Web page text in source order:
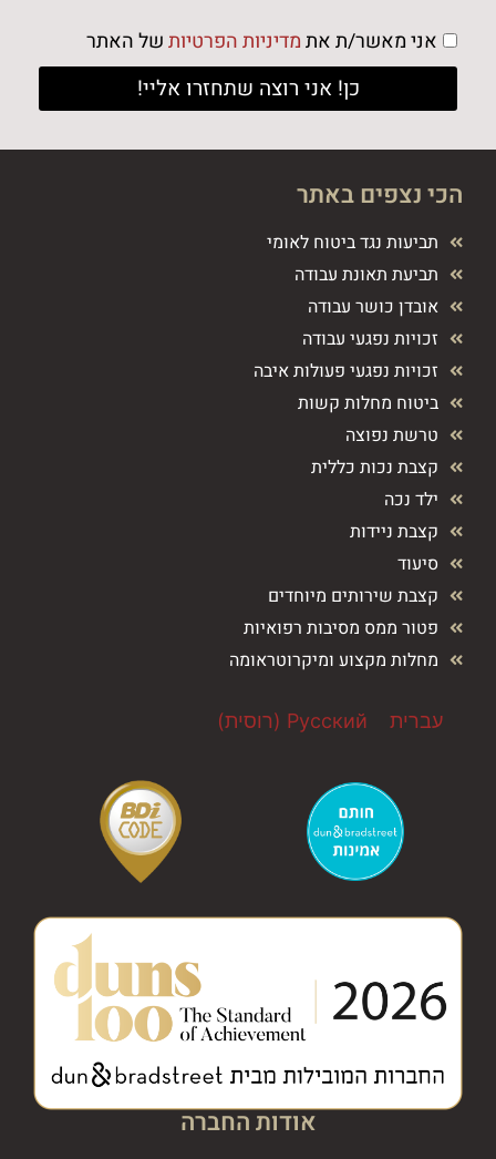
אני מאשר/ת אתמדיניות הפרטיותשל האתר
כן! אני רוצה שתחזרו אליי!
הכי נצפים באתר
תביעות נגד ביטוח לאומי
תביעת תאונת עבודה
אובדן כושר עבודה
זכויות נפגעי עבודה
זכויות נפגעי פעולות איבה
ביטוח מחלות קשות
טרשת נפוצה
קצבת נכות כללית
ילד נכה
קצבת ניידות
סיעוד
קצבת שירותים מיוחדים
פטור ממס מסיבות רפואיות
מחלות מקצוע ומיקרוטראומה
עברית Русский
(רוסית)
אודות החברה